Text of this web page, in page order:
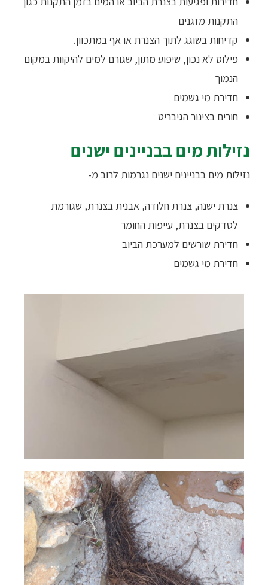
התקנות מזגנים
קדיחות בשוגג לתוך הצנרת או אף במתכוון.
פילוס לא נכון, שיפוע מתון, שגורם למים להיקוות במקום
הנמוך
חדירת מי גשמים
חורים בצינור הגיבריט
נזילות מים בבניינים ישנים
נזילות מים בבניינים ישנים נגרמות לרוב מ-
צנרת ישנה, צנרת חלודה, אבנית בצנרת, שגורמת
לסדקים בצנרת, עייפות החומר
חדירת שורשים למערכת הביוב
חדירת מי גשמים